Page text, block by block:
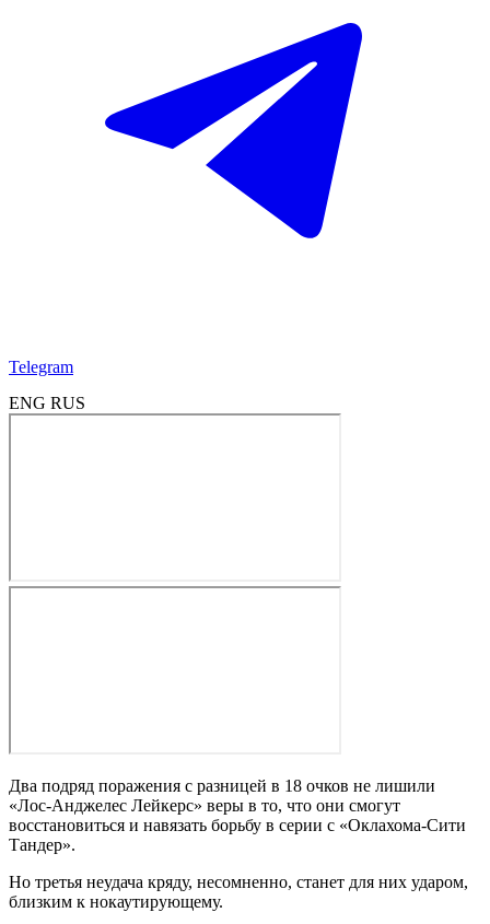
Telegram
ENG RUS
Два подряд поражения с разницей в 18 очков не лишили
«Лос-Анджелес Лейкерс» веры в то, что они смогут
восстановиться и навязать борьбу в серии с «Оклахома-Сити
Тандер».
Но третья неудача кряду, несомненно, станет для них ударом,
близким к нокаутирующему.